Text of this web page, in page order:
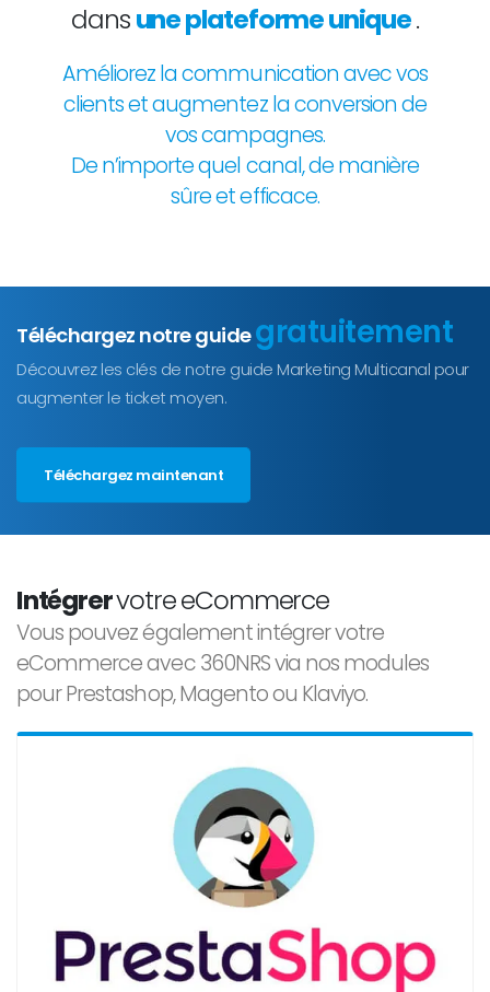
dansune plateforme unique.
Améliorez la communication avec vos
clients et augmentez la conversion de
vos campagnes.
De n’importe quel canal, de manière
sûre et efficace.
Téléchargez notre guidegratuitement
Découvrez les clés de notre guide Marketing Multicanal pour
augmenter le ticket moyen.
Téléchargez maintenant
Intégrervotre eCommerce
Vous pouvez également intégrer votre
eCommerce avec 360NRS via nos modules
pour Prestashop, Magento ou Klaviyo.